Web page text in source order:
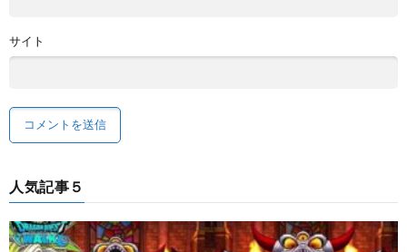
サイト
人気記事５